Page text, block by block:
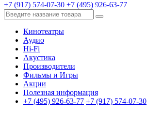
+7 (917) 574-07-30 +7 (495) 926-63-77
Кинотеатры
Аудио
Hi-Fi
Акустика
Производители
Фильмы и Игры
Акции
Полезная информация
+7 (495) 926-63-77 +7 (917) 574-07-30